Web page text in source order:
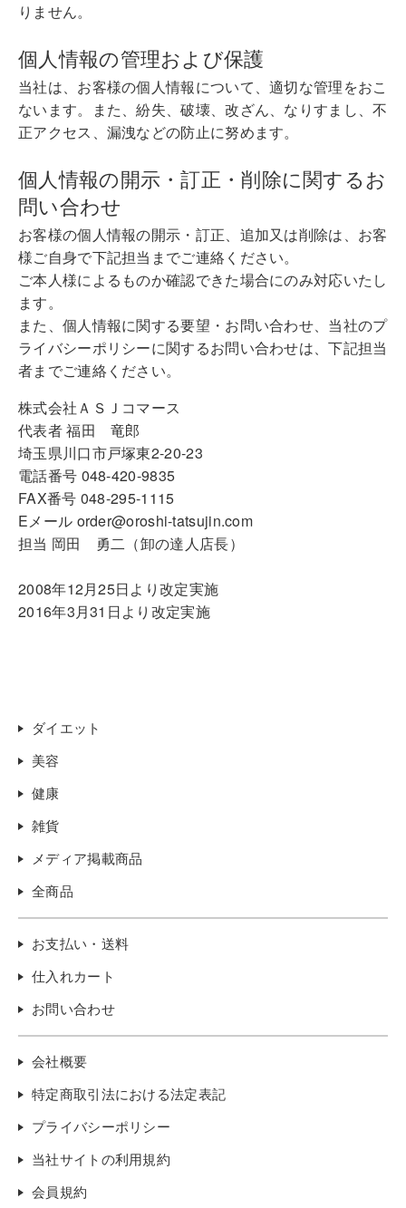
りません。
個人情報の管理および保護
当社は、お客様の個人情報について、適切な管理をおこ
ないます。また、紛失、破壊、改ざん、なりすまし、不
正アクセス、漏洩などの防止に努めます。
個人情報の開示・訂正・削除に関するお
問い合わせ
お客様の個人情報の開示・訂正、追加又は削除は、お客
様ご自身で下記担当までご連絡ください。
ご本人様によるものか確認できた場合にのみ対応いたし
ます。
また、個人情報に関する要望・お問い合わせ、当社のプ
ライバシーポリシーに関するお問い合わせは、下記担当
者までご連絡ください。
株式会社ＡＳＪコマース
代表者 福田 竜郎
埼玉県川口市戸塚東2-20-23
電話番号 048-420-9835
FAX番号 048-295-1115
Eメール order@oroshi-tatsujin.com
担当 岡田 勇二（卸の達人店長）
2008年12月25日より改定実施
2016年3月31日より改定実施
ダイエット
美容
健康
雑貨
メディア掲載商品
全商品
お支払い・送料
仕入れカート
お問い合わせ
会社概要
特定商取引法における法定表記
プライバシーポリシー
当社サイトの利用規約
会員規約